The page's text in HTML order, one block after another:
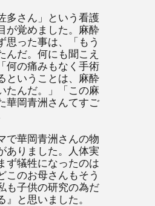
多さん」という看護
が覚めました。麻酔
思った事は、「もう
んだ。何にも聞こえ
何の痛みもなく手術
ということは、麻酔
たんだ。」「この麻
華岡青洲さんてすご
で華岡青洲さんの物
ありました。人体実
ず犠牲になったのは
このお母さんもそう
も子供の研究の為だ
』と思いました。